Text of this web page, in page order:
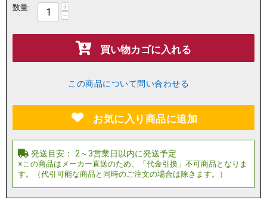
数量: +
−
買い物カゴに入れる
この商品について問い合わせる
お気に入り商品に追加